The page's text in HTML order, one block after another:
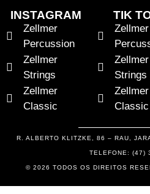
INSTAGRAM
Zellmer
Percussion
Zellmer
Strings
Zellmer
Classic
TIK
Zellmer
Zellmer
Strings
Zellmer
Classic
R. ALBERTO KLITZKE, 86 – RAU,
TELEFONE: (47)
© 2026 TODOS OS DIREITOS